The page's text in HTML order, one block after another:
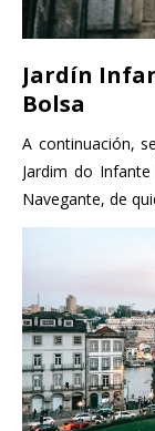
Jardín
Bolsa
A continuación,
Jardim do
Navegante, de